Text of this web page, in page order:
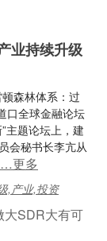
业持续升级
森林体系：过
口全球金融论坛
主题论坛上，建
会秘书长李亢从
更多
,产业,投资